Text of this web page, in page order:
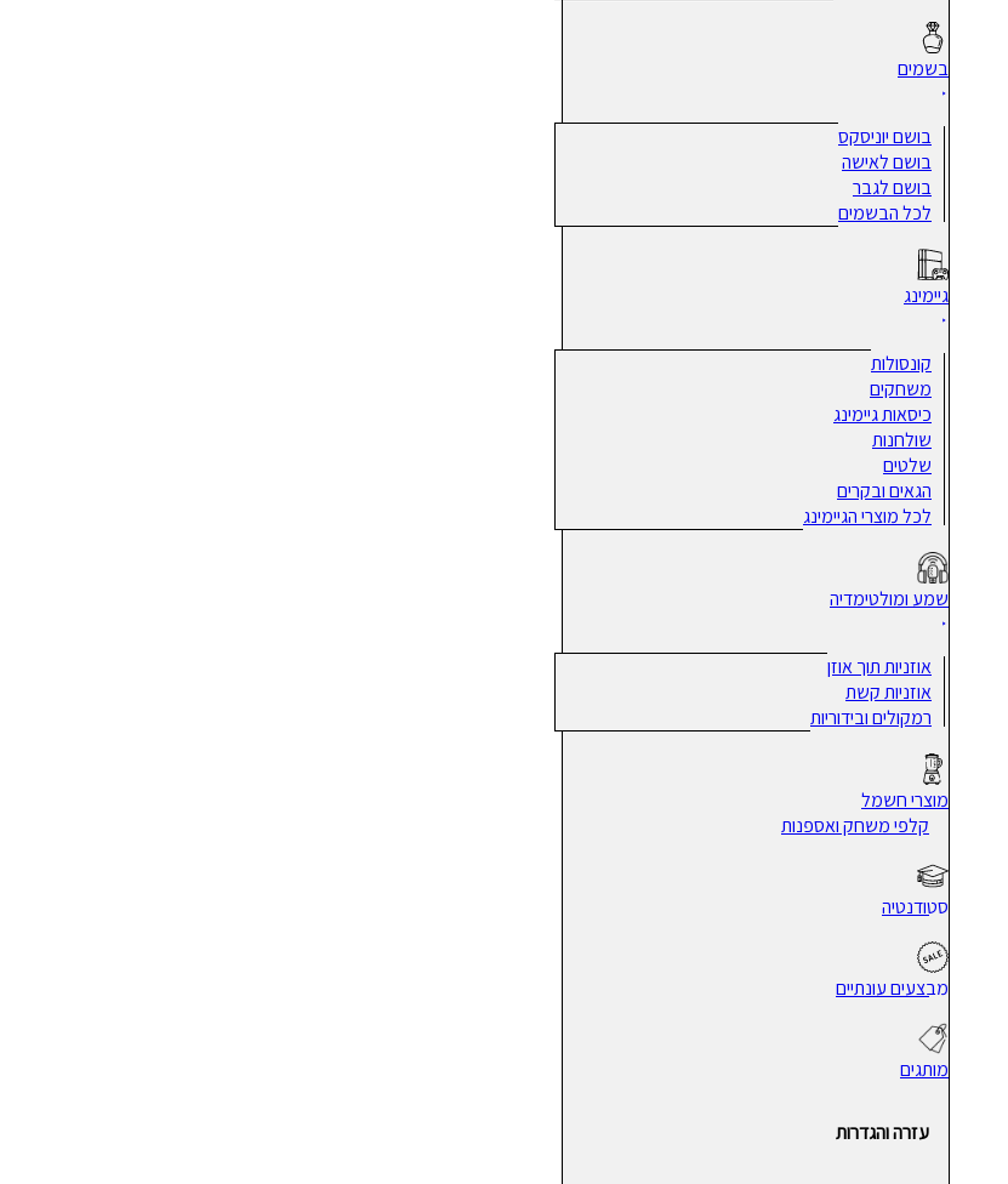
בשמים
בושם יוניסקס
בושם לאישה
בושם לגבר
לכל הבשמים
גיימינג
קונסולות
משחקים
כיסאות גיימינג
שולחנות
שלטים
הגאים ובקרים
לכל מוצרי הגיימינג
שמע ומולטימדיה
אוזניות תוך אוזן
אוזניות קשת
רמקולים ובידוריות
מוצרי חשמל
קלפי משחק ואספנות
סטודנטיה
מבצעים עונתיים
מותגים
עזרה והגדרות